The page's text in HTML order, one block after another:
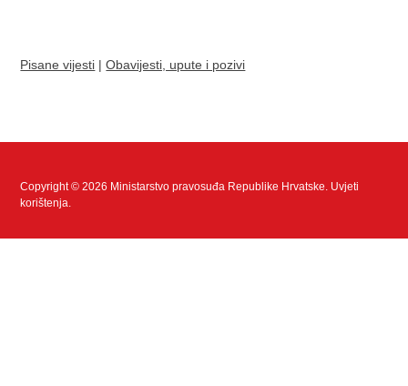
Pisane vijesti |Obavijesti, upute i pozivi
Copyright © 2026 Ministarstvo pravosuđa Republike Hrvatske. Uvjeti
korištenja.